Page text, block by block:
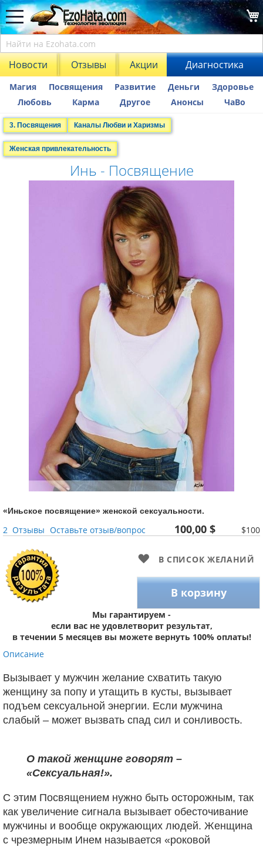
Новости Отзывы Акции Диагностика
Магия Посвящения Развитие Деньги
Здоровье
Любовь
Карма Другое Анонсы ЧаВо
3. Посвящения Каналы Любви и Харизмы
Женская привлекательность
Инь - Посвящение
«Иньское посвящение» женской сексуальности.
2 Отзывы Оставьте отзыв/вопрос 100,00 $ $100
В СПИСОК ЖЕЛАНИЙ
В корзину
Мы гарантируем -
если вас не удовлетворит результат,
в течении 5 месяцев вы можете вернуть 100% оплаты!
Описание
Вызывает у мужчин желание схватить такую
женщину за попу и утащить в кусты, вызывает
подъем сексуальной энергии. Если мужчина
слабый – может вызвать спад сил и сонливость.
О такой женщине говорят –
«Сексуальная!».
С этим Посвящением нужно быть осторожным, так
как увеличение сигнала вызывает обесточивание
мужчины и вообще окружающих людей. Женщина
с чрезмерным Инем называется «роковой